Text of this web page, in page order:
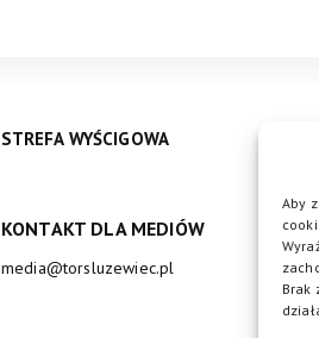
Aby
Brak
STREFA WYŚCIGOWA
KONTAKT DLA MEDIÓW
media@torsluzewiec.pl